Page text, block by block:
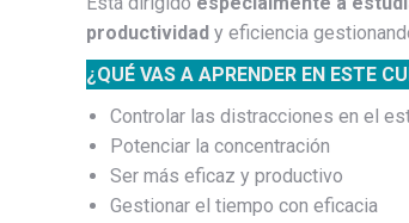
productividad y eficiencia
¿QUÉ VAS A APRENDER EN ESTE
Controlar las distracciones en el
Potenciar la concentración
Ser más eficaz y productivo
Gestionar el tiempo con eficacia